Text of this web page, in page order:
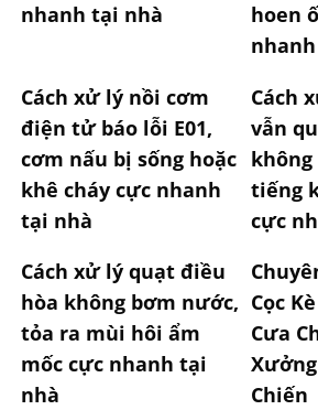
nhanh tại nhà
hoen
Cách xử lý nồi cơm
điện tử báo lỗi E01,
cơm nấu bị sống hoặc
khê cháy cực nhanh
tại nhà
Cách
vẫn
tiếng
cực
Cách xử lý quạt điều
hòa không bơm nước,
tỏa ra mùi hôi ẩm
mốc cực nhanh tại
nhà
Cọc
Cưa
Chiến